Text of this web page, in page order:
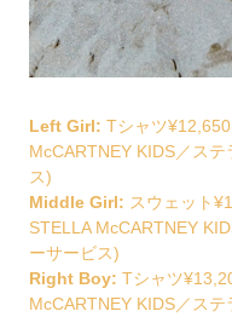
Left Girl: Tシャツ
McCARTNEY KIDS／ス
ス)
Middle Girl: スウェット
STELLA McCARTNEY
ーサービス)
Right Boy: Tシャツ
McCARTNEY KIDS／ス